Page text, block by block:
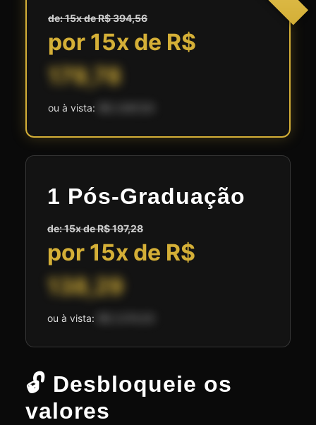
de: 15x de R$ 394,56
por 15x de R$
179,78
ou à vista:
1 Pós-Graduação
de: 15x de R$ 197,28
por 15x de R$
138,29
ou à vista:
🔓 Desbloqueie os
valores